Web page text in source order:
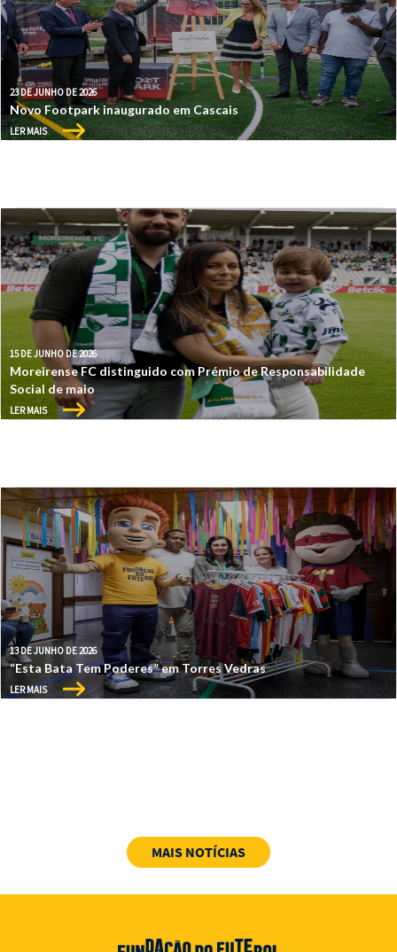
23 DE JUNHO DE 2026
Novo Footpark inaugurado em Cascais
LER MAIS
15 DE JUNHO DE 2026
Moreirense FC distinguido com Prémio de Responsabilidade
Social de maio
LER MAIS
13 DE JUNHO DE 2026
“Esta Bata Tem Poderes” em Torres Vedras
LER MAIS
MAIS NOTÍCIAS